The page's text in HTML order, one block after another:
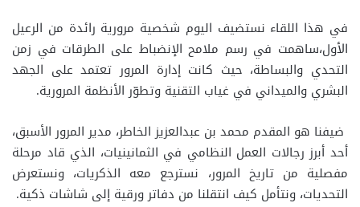
في هذا اللقاء نستضيف اليوم شخصية مرورية رائدة من الرعيل
الأول،ساهمت في رسم ملامح الإنضباط على الطرقات في زمن
التحدي والبساطة، حيث كانت إدارة المرور تعتمد على الجهد
البشري والميداني في غياب التقنية وتطوّر الأنظمة المرورية.
ضيفنا هو المقدم محمد بن عبدالعزيز الخاطر، مدير المرور الأسبق،
أحد أبرز رجالات العمل النظامي في الثمانينيات، الذي قاد مرحلة
مفصلية من تاريخ المرور، نسترجع معه الذكريات، ونستعرض
التحديات، ونتأمل كيف انتقلنا من دفاتر ورقية إلى شاشات ذكية.